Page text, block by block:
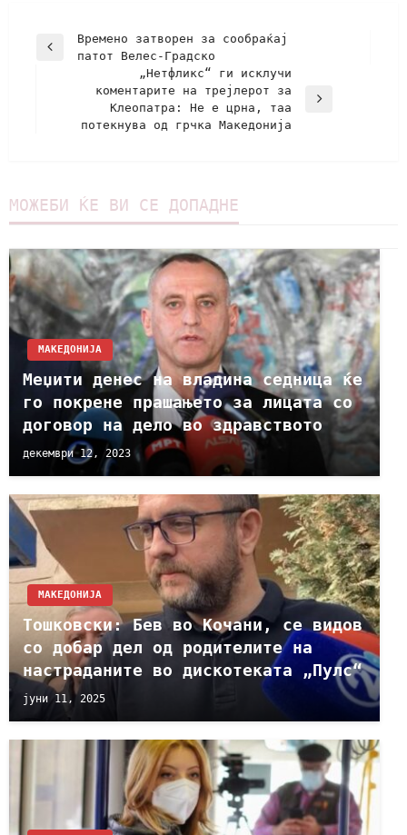
Времено затворен за сообраќај
патот Велес-Градско
„Нетфликс“ ги исклучи
коментарите на трејлерот за
Клеопатра: Не е црна, таа
потекнува од грчка Македонија
МОЖЕБИ ЌЕ ВИ СЕ ДОПАДНЕ
МАКЕДОНИЈА
Меџити денес на владина седница ќе
го покрене прашањето за лицата со
договор на дело во здравството
декември 12, 2023
МАКЕДОНИЈА
Тошковски: Бев во Кочани, се видов
со добар дел од родителите на
настраданите во дискотеката „Пулс“
јуни 11, 2025